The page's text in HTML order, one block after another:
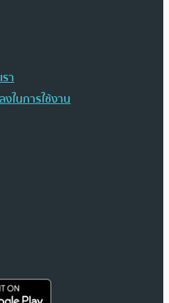
า
ในการใช้งาน